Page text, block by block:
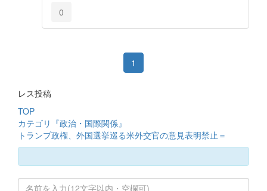
0
1
レス投稿
TOP
カテゴリ『政治・国際関係』
トランプ政権、外国選挙巡る米外交官の意見表明禁止＝